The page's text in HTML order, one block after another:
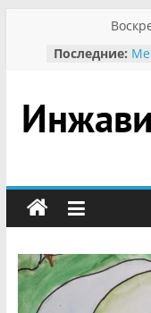
содержимому
Последние:
В
сельский
портал